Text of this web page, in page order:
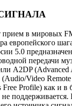
прием в мировых
европейского
5.0
передачи
A2DP (Advanced
Video
Profile) как и в
не